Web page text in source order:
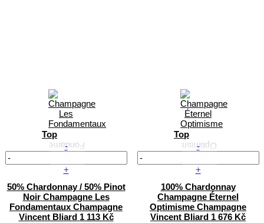
Top
-
+
50% Chardonnay / 50% Pinot
Noir Champagne Les
Fondamentaux Champagne
Vincent Bliard 1 113 Kč
Top
-
+
100% Chardonnay
Champagne Éternel
Optimisme Champagne
Vincent Bliard 1 676 Kč